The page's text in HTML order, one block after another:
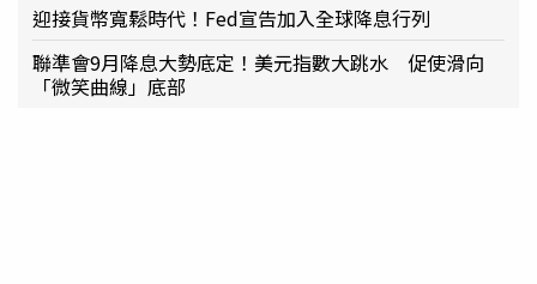
迎接貨幣寬鬆時代！Fed宣告加入全球降息行列
聯準會9月降息大勢底定！美元指數大跳水 促使滑向
「微笑曲線」底部